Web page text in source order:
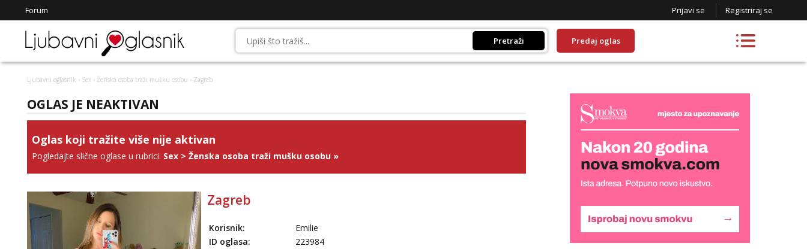
Forum Prijavi se Registriraj se
Pretraži Predaj oglas
Ljubavni oglasnik › Sex › Ženska osoba traži mušku osobu › Zagreb
OGLAS JE NEAKTIVAN
Oglas koji tražite više nije aktivan
Pogledajte slične oglase u rubrici: Sex > Ženska osoba traži mušku osobu »
Zagreb
Korisnik:
Emilie
ID oglasa:
223984
Liliana